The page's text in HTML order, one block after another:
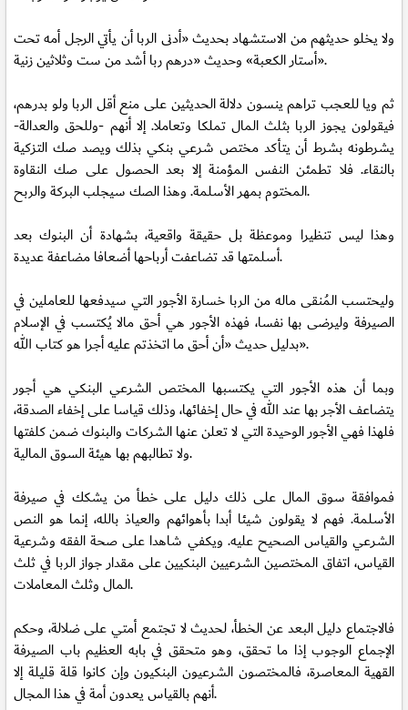
ولا يخلو حديثهم من الاستشهاد بحديث «أدنى الربا أن يأتي الرجل أمه تحت
أستار الكعبة» وحديث «درهم ربا أشد من ست وثلاثين زنية».
ثم ويا للعجب تراهم ينسون دلالة الحديثين على منع أقل الربا ولو بدرهم،
فيقولون يجوز الربا بثلث المال تملكا وتعاملا. إلا أنهم -وللحق والعدالة-
يشرطونه بشرط أن يتأكد مختص شرعي بنكي بذلك ويصد صك التزكية
بالنقاء. فلا تطمئن النفس المؤمنة إلا بعد الحصول على صك النقاوة
المختوم بمهر الأسلمة. وهذا الصك سيجلب البركة والربح.
وهذا ليس تنظيرا وموعظة بل حقيقة واقعية، بشهادة أن البنوك بعد
أسلمتها قد تضاعفت أرباحها أضعافا مضاعفة عديدة.
وليحتسب المُنقى ماله من الربا خسارة الأجور التي سيدفعها للعاملين في
الصيرفة وليرضى بها نفسا، فهذه الأجور هي أحق مالا يُكتسب في الإسلام
بدليل حديث «أن أحق ما اتخذتم عليه أجرا هو كتاب الله».
وبما أن هذه الأجور التي يكتسبها المختص الشرعي البنكي هي أجور
يتضاعف الأجر بها عند الله في حال إخفائها، وذلك قياسا على إخفاء الصدقة،
فلهذا فهي الأجور الوحيدة التي لا تعلن عنها الشركات والبنوك ضمن كلفتها
ولا تطالبهم بها هيئة السوق المالية.
فموافقة سوق المال على ذلك دليل على خطأ من يشكك في صيرفة
الأسلمة. فهم لا يقولون شيئا أبدا بأهوائهم والعياذ بالله، إنما هو النص
الشرعي والقياس الصحيح عليه. ويكفي شاهدا على صحة الفقه وشرعية
القياس، اتفاق المختصين الشرعيين البنكيين على مقدار جواز الربا في ثلث
المال وثلث المعاملات.
فالاجتماع دليل البعد عن الخطأ، لحديث لا تجتمع أمتي على ضلالة، وحكم
الإجماع الوجوب إذا ما تحقق، وهو متحقق في بابه العظيم باب الصيرفة
القهية المعاصرة، فالمختصون الشرعيون البنكيون وإن كانوا قلة قليلة إلا
أنهم بالقياس يعدون أمة في هذا المجال.